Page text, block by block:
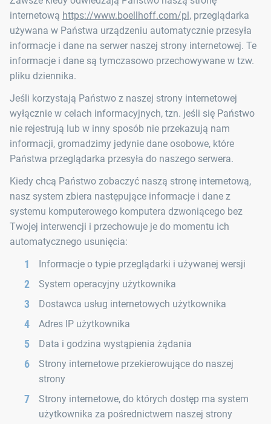
internetową https://www.boellhoff.com/pl, przeglądarka
używana w Państwa urządzeniu automatycznie przesyła
informacje i dane na serwer naszej strony internetowej. Te
informacje i dane są tymczasowo przechowywane w tzw.
pliku dziennika.
Jeśli korzystają Państwo z naszej strony internetowej
wyłącznie w celach informacyjnych, tzn. jeśli się Państwo
nie rejestrują lub w inny sposób nie przekazują nam
informacji, gromadzimy jedynie dane osobowe, które
Państwa przeglądarka przesyła do naszego serwera.
Kiedy chcą Państwo zobaczyć naszą stronę internetową,
nasz system zbiera następujące informacje i dane z
systemu komputerowego komputera dzwoniącego bez
Twojej interwencji i przechowuje je do momentu ich
automatycznego usunięcia:
Informacje o typie przeglądarki i używanej wersji
System operacyjny użytkownika
Dostawca usług internetowych użytkownika
Adres IP użytkownika
Data i godzina wystąpienia żądania
Strony internetowe przekierowujące do naszej
strony
Strony internetowe, do których dostęp ma system
użytkownika za pośrednictwem naszej strony